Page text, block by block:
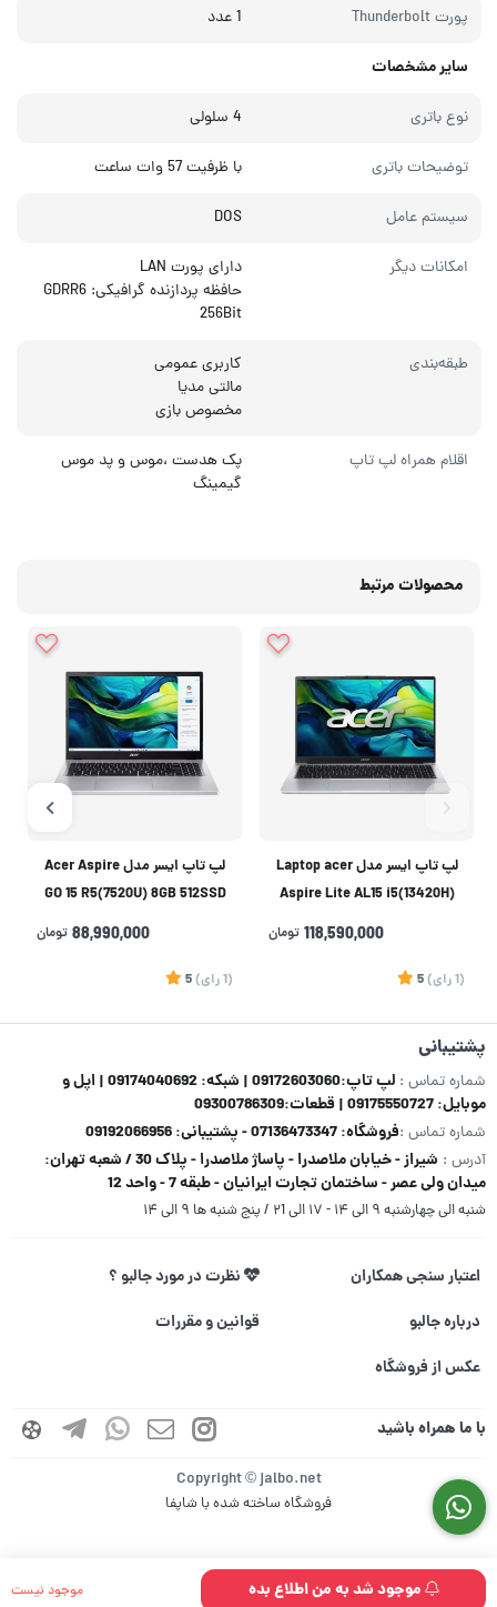
موجود شد به من اطلاع بده موجود نیست
پورت Thunderbolt 1 عدد
سایر مشخصات
نوع باتری 4 سلولی
توضیحات باتری با ظرفیت 57 وات ساعت
سیستم عامل DOS
امکانات دیگر
دارای پورت LAN
حافظه پردازنده گرافیکی: GDRR6
256Bit
طبقه‌بندی
کاربری عمومی
مالتی مدیا
مخصوص بازی
اقلام همراه لپ تاپ
پک هدست ،موس و پد موس
گیمینگ
محصولات مرتبط
لپ تاپ ایسر مدل Laptop acer
Aspire Lite AL15 i5(13420H)
16GB DDR5 512SSD Intel
118,590,000 تومان
(1 رای)
5
لپ تاپ ایسر مدل Acer Aspire
GO 15 R5(7520U) 8GB 512SSD
Intel
88,990,000 تومان
(1 رای)
5
پشتیبانی
شماره تماس :
لپ تاپ:09172603060 | شبکه: 09174040692 | اپل و
موبایل: 09175550727 | قطعات:09300786309
شماره تماس :فروشگاه: 07136473347 - پشتیبانی: 09192066956
آدرس :
شیراز - خیابان ملاصدرا - پاساژ ملاصدرا - پلاک 30 / شعبه تهران:
میدان ولی عصر - ساختمان تجارت ایرانیان - طبقه 7 - واحد 12
شنبه الی چهارشنبه ۹ الی ۱۴ - ۱۷ الی ۲1 / پنج شنبه ها ۹ الی ۱۴
اعتبار سنجی همکاران
نظرت در مورد جالبو ؟
درباره جالبو
قوانین و مقررات
عکس از فروشگاه
با ما همراه باشید
Copyright © jalbo.net
فروشگاه ساخته شده با شاپفا